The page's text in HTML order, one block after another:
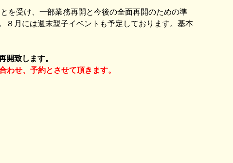
を受け、一部業務再開と今後の全面再開のための準
８月には週末親子イベントも予定しております。基本
開致します。
せ、予約とさせて頂きます。